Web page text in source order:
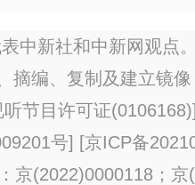
中新社和中新网观点
摘编、复制及建立镜
听节目许可证(0106168)
号] [京ICP备
京(2022)0000118；京